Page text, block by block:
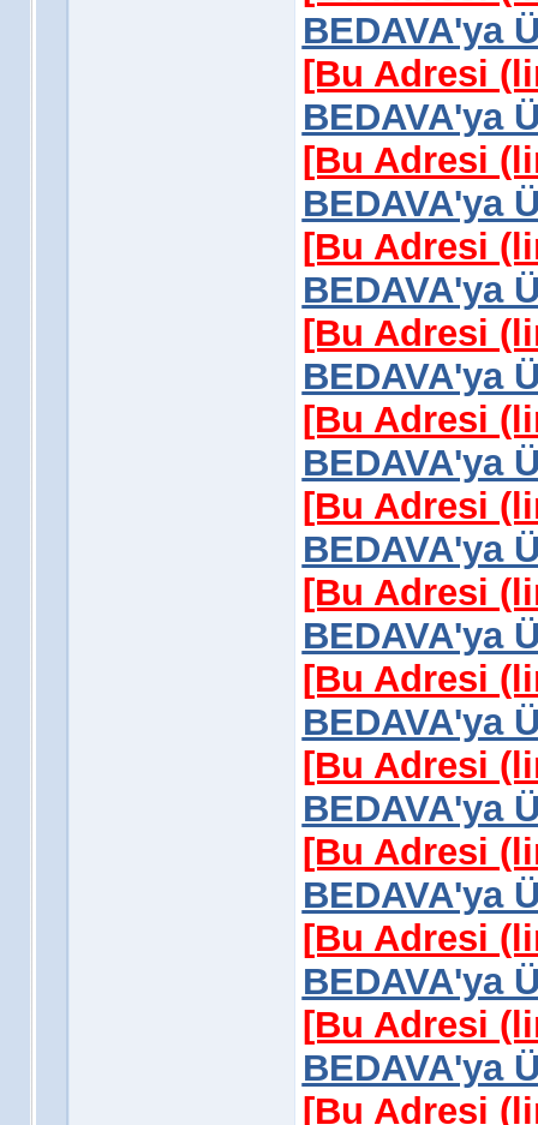
BEDAVA'ya
[Bu Adresi
BEDAVA'ya
[Bu Adresi
BEDAVA'ya
[Bu Adresi
BEDAVA'ya
[Bu Adresi
BEDAVA'ya
[Bu Adresi
BEDAVA'ya
[Bu Adresi
BEDAVA'ya
[Bu Adresi
BEDAVA'ya
[Bu Adresi
BEDAVA'ya
[Bu Adresi
BEDAVA'ya
[Bu Adresi
BEDAVA'ya
[Bu Adresi
BEDAVA'ya
[Bu Adresi
BEDAVA'ya
[Bu Adresi